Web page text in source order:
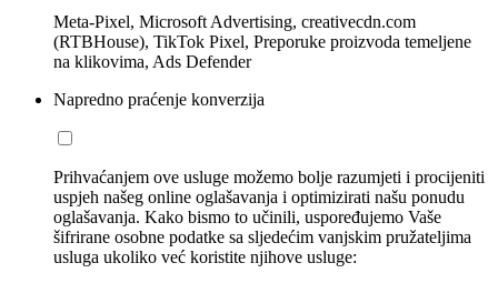
Meta-Pixel, Microsoft Advertising, creativecdn.com
(RTBHouse), TikTok Pixel, Preporuke proizvoda temeljene
na klikovima, Ads Defender
Napredno praćenje konverzija
Prihvaćanjem ove usluge možemo bolje razumjeti i procijeniti
uspjeh našeg online oglašavanja i optimizirati našu ponudu
oglašavanja. Kako bismo to učinili, uspoređujemo Vaše
šifrirane osobne podatke sa sljedećim vanjskim pružateljima
usluga ukoliko već koristite njihove usluge: